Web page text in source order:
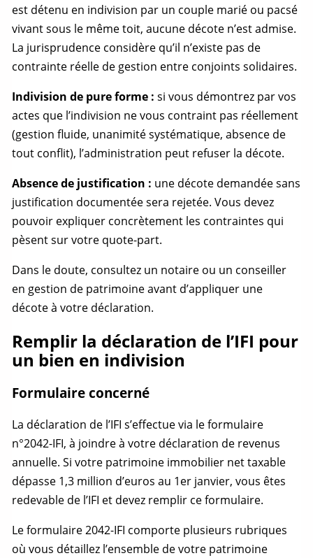
est détenu en indivision par un couple marié ou pacsé
vivant sous le même toit, aucune décote n’est admise.
La jurisprudence considère qu’il n’existe pas de
contrainte réelle de gestion entre conjoints solidaires.
Indivision de pure forme : si vous démontrez par vos
actes que l’indivision ne vous contraint pas réellement
(gestion fluide, unanimité systématique, absence de
tout conflit), l’administration peut refuser la décote.
Absence de justification : une décote demandée sans
justification documentée sera rejetée. Vous devez
pouvoir expliquer concrètement les contraintes qui
pèsent sur votre quote-part.
Dans le doute, consultez un notaire ou un conseiller
en gestion de patrimoine avant d’appliquer une
décote à votre déclaration.
Remplir la déclaration de l’IFI pour
un bien en indivision
Formulaire concerné
La déclaration de l’IFI s’effectue via le formulaire
n°2042-IFI, à joindre à votre déclaration de revenus
annuelle. Si votre patrimoine immobilier net taxable
dépasse 1,3 million d’euros au 1er janvier, vous êtes
redevable de l’IFI et devez remplir ce formulaire.
Le formulaire 2042-IFI comporte plusieurs rubriques
où vous détaillez l’ensemble de votre patrimoine